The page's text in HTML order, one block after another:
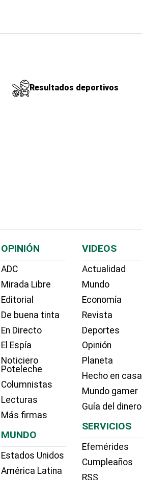
Resultados deportivos
OPINIÓN
ADC
Mirada Libre
Editorial
De buena tinta
En Directo
El Espía
Noticiero
Poteleche
Columnistas
Lecturas
Más firmas
MUNDO
Estados Unidos
América Latina
VIDEOS
Actualidad
Mundo
Economía
Revista
Deportes
Opinión
Planeta
Hecho en casa
Mundo gamer
Guía del dinero
SERVICIOS
Efemérides
Cumpleaños
RSS